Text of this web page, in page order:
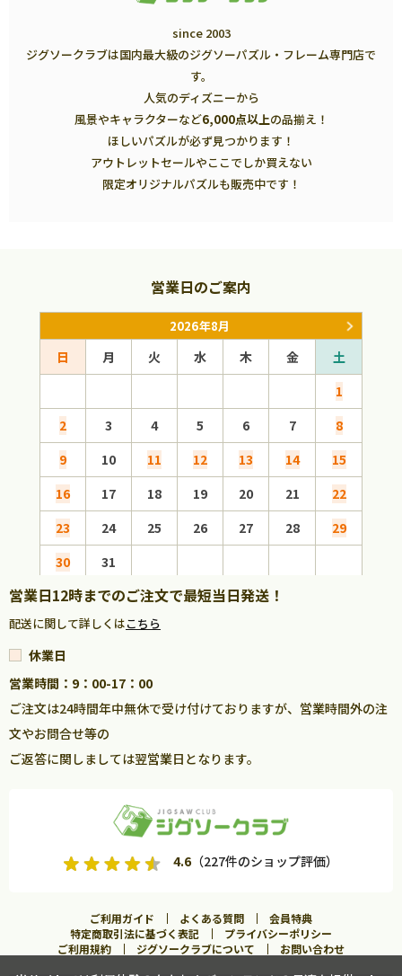
since 2003
ジグソークラブは国内最大級のジグソーパズル・フレーム専門店で
す。
人気のディズニーから
風景やキャラクターなど6,000点以上の品揃え！
ほしいパズルが必ず見つかります！
アウトレットセールやここでしか買えない
限定オリジナルパズルも販売中です！
営業日のご案内
2026年8月
日 月 火 水 木 金
土
1
2
3 4 5 6 7
8
9
10 11 12 13 14
15
16
17 18 19 20 21
22
23
24 25 26 27 28
29
30
31
営業日12時までのご注文で最短当日発送！
配送に関して詳しくはこちら
休業日
営業時間：9：00-17：00
ご注文は24時間年中無休で受け付けておりますが、営業時間外の注
文やお問合せ等の
ご返答に関しましては翌営業日となります。
4.6（227件のショップ評価）
ご利用ガイド よくある質問
会員特典
特定商取引法に基づく表記
プライバシーポリシー
ご利用規約
ジグソークラブについて お問い合わせ